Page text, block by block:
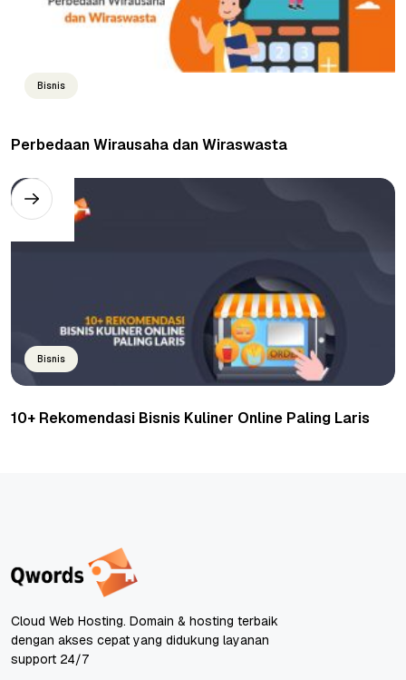
Bisnis
Perbedaan Wirausaha dan Wiraswasta
Bisnis
10+ Rekomendasi Bisnis Kuliner Online Paling Laris
Cloud Web Hosting. Domain & hosting terbaik
dengan akses cepat yang didukung layanan
support 24/7